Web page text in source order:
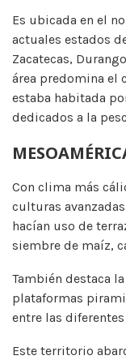
Es ubicada en el
actuales estados
Zacatecas,
área predomina el
estaba habitada
dedicados a la
Con clima más
culturas
hacían uso de
siembre de maíz,
También destaca
plataformas
entre las
Este territorio